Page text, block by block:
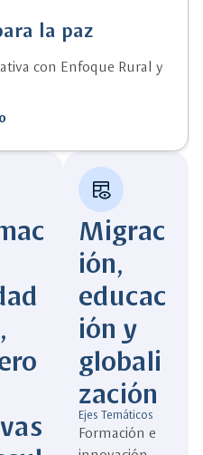
la paz
con Enfoque Rural y
table_eye
Migrac
ión,
educac
ión y
globali
zación
Ejes Temáticos
Formación e